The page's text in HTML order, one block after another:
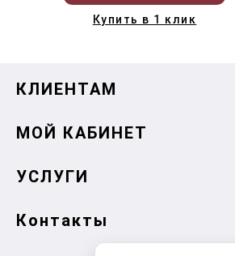
Купить в 1 клик
КЛИЕНТАМ
МОЙ КАБИНЕТ
УСЛУГИ
Контакты